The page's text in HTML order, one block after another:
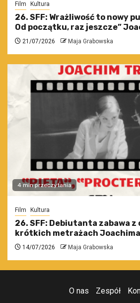
Film Kultura
26. SFF: Wrażliwość to nowy
Od początku, raz jeszcze”
21/07/2026 Maja Grabowska
4 min przeczytania
Film Kultura
26. SFF: Debiutanta zabawa z
krótkich metrażach
14/07/2026 Maja Grabowska
O nas Zespół